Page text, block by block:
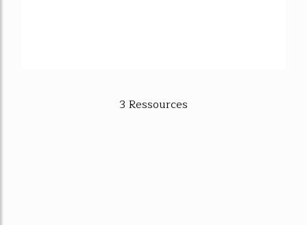
3 Ressources